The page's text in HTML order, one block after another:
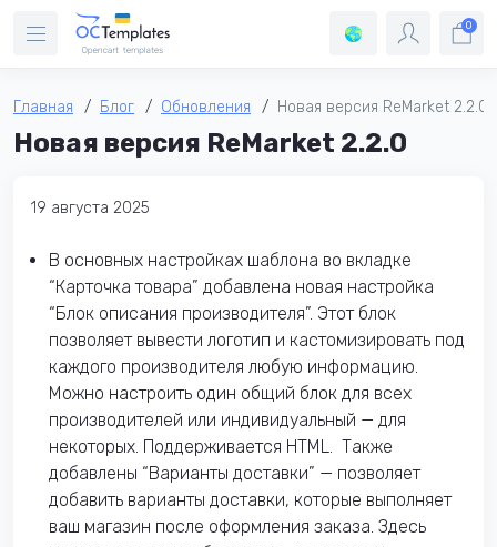
0
Главная Блог Обновления Новая версия ReMarket 2.2.0
Новая версия ReMarket 2.2.0
19 августа 2025
В основных настройках шаблона во вкладке
“Карточка товара” добавлена новая настройка
“Блок описания производителя”. Этот блок
позволяет вывести логотип и кастомизировать под
каждого производителя любую информацию.
Можно настроить один общий блок для всех
производителей или индивидуальный — для
некоторых. Поддерживается HTML. Также
добавлены “Варианты доставки” — позволяет
добавить варианты доставки, которые выполняет
ваш магазин после оформления заказа. Здесь